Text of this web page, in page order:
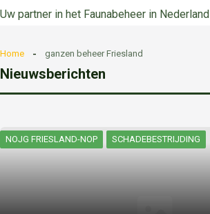
Uw partner in het Faunabeheer in Nederland
Home ganzen beheer Friesland
Nieuwsberichten
NOJG FRIESLAND-NOP SCHADEBESTRIJDING